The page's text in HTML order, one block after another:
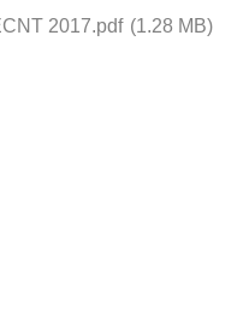
2017.pdf (1.28 MB)